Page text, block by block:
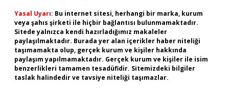
Yasal Uyarı: Bu internet sitesi, herhangi bir marka, kurum
veya şahıs şirketi ile hiçbir bağlantısı bulunmamaktadır.
Sitede yalnızca kendi hazırladığımız makaleler
paylaşılmaktadır. Burada yer alan içerikler haber niteliği
taşımamakta olup, gerçek kurum ve kişiler hakkında
paylaşım yapılmamaktadır. Gerçek kurum ve kişiler ile isim
benzerlikleri tamamen tesadüfidir. Sitemizdeki bilgiler
taslak halindedir ve tavsiye niteliği taşımazlar.